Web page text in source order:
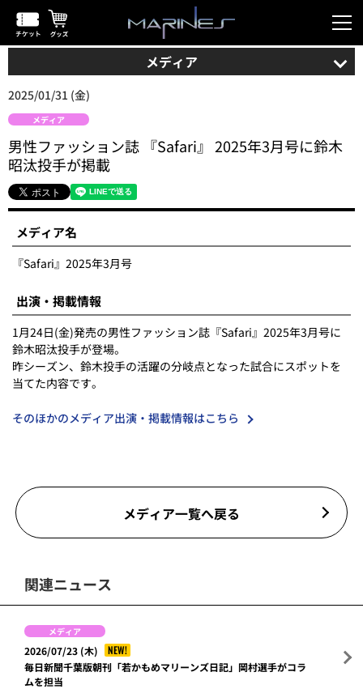
メディア
2025/01/31 (金)
メディア
男性ファッション誌 『Safari』 2025年3月号に鈴木
昭汰投手が掲載
メディア名
『Safari』2025年3月号
出演・掲載情報
1月24日(金)発売の男性ファッション誌『Safari』2025年3月号に
鈴木昭汰投手が登場。
昨シーズン、鈴木投手の活躍の分岐点となった試合にスポットを
当てた内容です。
そのほかのメディア出演・掲載情報はこちら
メディア一覧へ戻る
関連ニュース
メディア
2026/07/23 (木)
NEW!
毎日新聞千葉版朝刊「若かもめマリーンズ日記」岡村選手がコラ
ムを担当